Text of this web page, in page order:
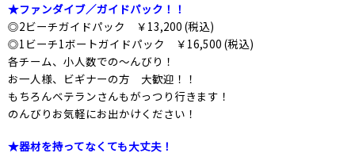
★ファンダイブ／ガイドパック！！
◎2ビーチガイドパック ￥13,200 (税込)
◎1ビーチ1ボートガイドパック ￥16,500 (税込)
各チーム、小人数での～んびり！
お一人様、ビギナーの方 大歓迎！！
もちろんベテランさんもがっつり行きます！
のんびりお気軽にお出かけください！
★器材を持ってなくても大丈夫！